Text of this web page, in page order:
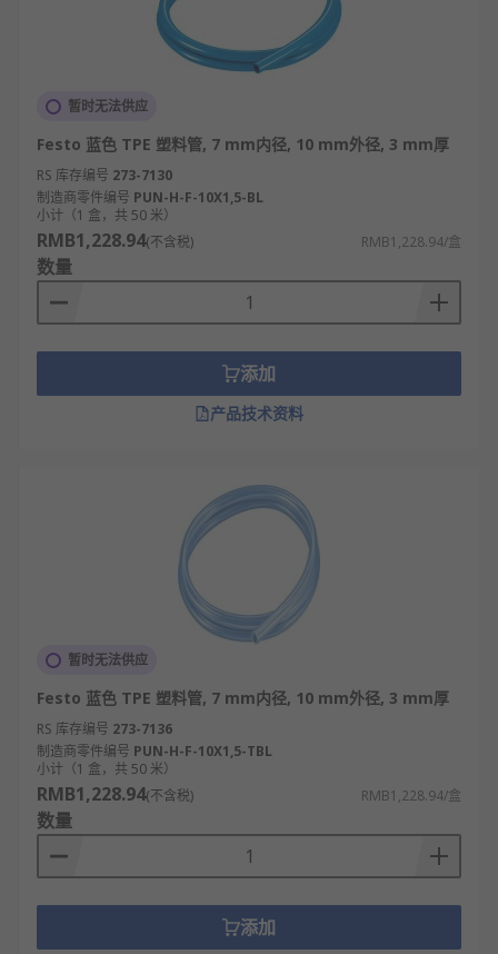
暂时无法供应
Festo 蓝色 TPE 塑料管, 7 mm内径, 10 mm外径, 3 mm厚
RS 库存编号 273-7130
制造商零件编号 PUN-H-F-10X1,5-BL
小计（1 盒，共 50 米）
RMB1,228.94(不含税) RMB1,228.94/盒
数量
添加
产品技术资料
暂时无法供应
Festo 蓝色 TPE 塑料管, 7 mm内径, 10 mm外径, 3 mm厚
RS 库存编号 273-7136
制造商零件编号 PUN-H-F-10X1,5-TBL
小计（1 盒，共 50 米）
RMB1,228.94(不含税) RMB1,228.94/盒
数量
添加